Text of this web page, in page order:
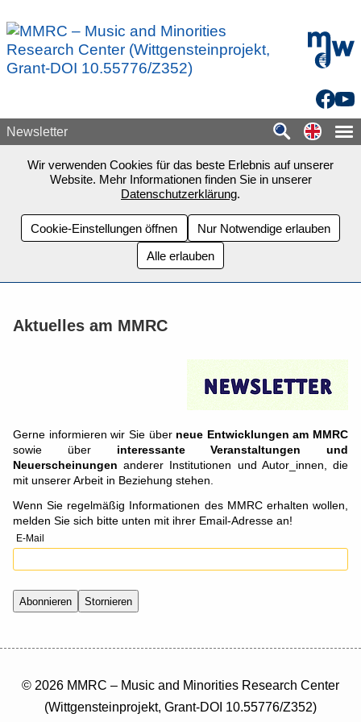
mdw -
Newsletter
Wir verwenden Cookies für das beste Erlebnis auf unserer
Website. Mehr Informationen finden Sie in unserer
Datenschutzerklärung.
Cookie-Einstellungen öffnen
Nur Notwendige erlauben
Alle erlauben
Aktuelles am MMRC
Gerne informieren wir Sie über neue Entwicklungen am MMRC
sowie über interessante Veranstaltungen und
Neuerscheinungen anderer Institutionen und Autor_innen, die
mit unserer Arbeit in Beziehung stehen.
Wenn Sie regelmäßig Informationen des MMRC erhalten wollen,
melden Sie sich bitte unten mit ihrer Email-Adresse an!
E-Mail
© 2026 MMRC – Music and Minorities Research Center
(Wittgensteinprojekt, Grant-DOI 10.55776/Z352)